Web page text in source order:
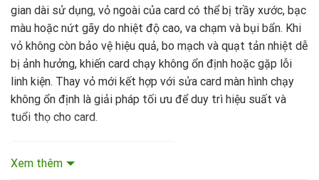
gian dài sử dụng, vỏ ngoài của card có thể bị trầy xước, bạc
màu hoặc nứt gãy do nhiệt độ cao, va chạm và bụi bẩn. Khi
vỏ không còn bảo vệ hiệu quả, bo mạch và quạt tản nhiệt dễ
bị ảnh hưởng, khiến card chạy không ổn định hoặc gặp lỗi
linh kiện. Thay vỏ mới kết hợp với sửa card màn hình chạy
không ổn định là giải pháp tối ưu để duy trì hiệu suất và
tuổi thọ cho card.
Mục lục nội dung
Xem thêm